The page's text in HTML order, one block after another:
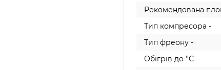
Рекомендована
Тип компресора -
Тип фреону -
Обігрів до °C -